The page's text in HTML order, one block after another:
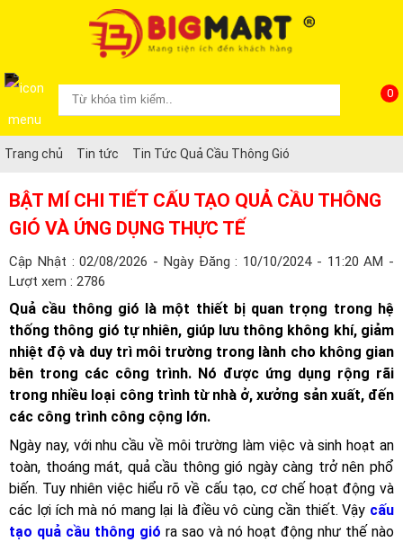
0
Trang chủ Tin tức Tin Tức Quả Cầu Thông Gió
BẬT MÍ CHI TIẾT CẤU TẠO QUẢ CẦU THÔNG
GIÓ VÀ ỨNG DỤNG THỰC TẾ
Cập Nhật : 02/08/2026 - Ngày Đăng : 10/10/2024 - 11:20 AM -
Lượt xem : 2786
Quả cầu thông gió là một thiết bị quan trọng trong hệ
thống thông gió tự nhiên, giúp lưu thông không khí, giảm
nhiệt độ và duy trì môi trường trong lành cho không gian
bên trong các công trình. Nó được ứng dụng rộng rãi
trong nhiều loại công trình từ nhà ở, xưởng sản xuất, đến
các công trình công cộng lớn.
Ngày nay, với nhu cầu về môi trường làm việc và sinh hoạt an
toàn, thoáng mát, quả cầu thông gió ngày càng trở nên phổ
biến. Tuy nhiên việc hiểu rõ về cấu tạo, cơ chế hoạt động và
các lợi ích mà nó mang lại là điều vô cùng cần thiết. Vậy cấu
tạo quả cầu thông gió ra sao và nó hoạt động như thế nào